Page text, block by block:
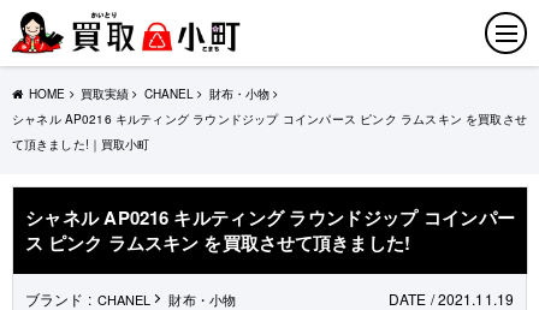
HOME 買取実績 CHANEL
財布・小物
シャネル AP0216 キルティング ラウンドジップ コインパース ピンク ラムスキン を買取させ
て頂きました!｜買取小町
シャネル AP0216 キルティング ラウンドジップ コインパー
ス ピンク ラムスキン を買取させて頂きました!
ブランド : CHANEL 財布・小物 DATE / 2021.11.19